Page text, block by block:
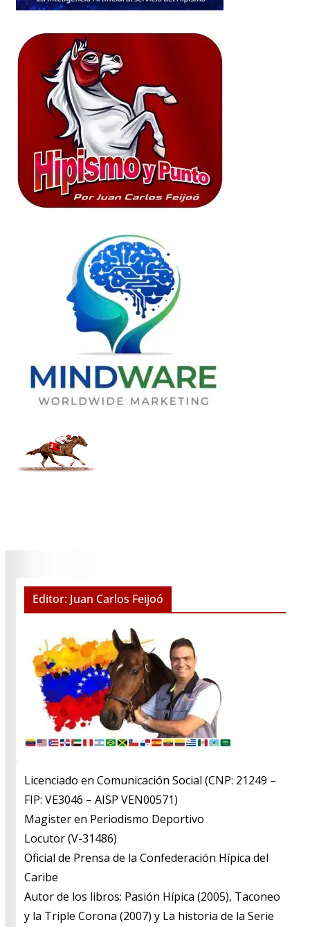
Editor: Juan Carlos Feijoó
Licenciado en Comunicación Social (CNP: 21249 –
FIP: VE3046 – AISP VEN00571)
​Magister en Periodismo Deportivo
​Locutor (V-31486)
​Oficial de Prensa de la Confederación Hípica del
Caribe
​Autor de los libros: Pasión Hípica (2005), Taconeo
y la Triple Corona (2007) y La historia de la Serie